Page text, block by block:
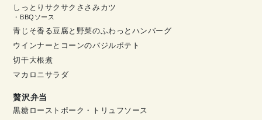
しっとりサクサクささみカツ
・BBQソース
青じそ香る豆腐と野菜のふわっとハンバーグ
ウインナーとコーンのバジルポテト
切干大根煮
マカロニサラダ
贅沢弁当
黒糖ローストポーク・トリュフソース